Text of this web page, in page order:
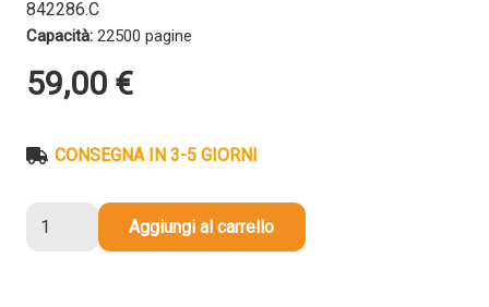
842286.C
Capacità: 22500 pagine
59,00 €
CONSEGNA IN 3-5 GIORNI
compatibile
Aggiungi al carrello